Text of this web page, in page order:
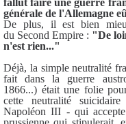
générale de l'Allemagne
De plus, il est bien
du Second Empire : "De
n'est rien..."
Déjà, la simple neutralité
fait dans la guerre
1866...) était une folie
cette neutralité
Napoléon III - qui